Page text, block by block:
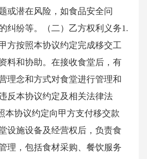
或潜在风险，如食品安全问
纠纷等。（二）乙方权利义务1.
方按照本协议约定完成移交工
料和协助。在接收食堂后，有
理念和方式对食堂进行管理和
反本协议约定及相关法律法
本协议约定向甲方支付移交款
设施设备及经营权后，负责食
理，包括食材采购、餐饮服务